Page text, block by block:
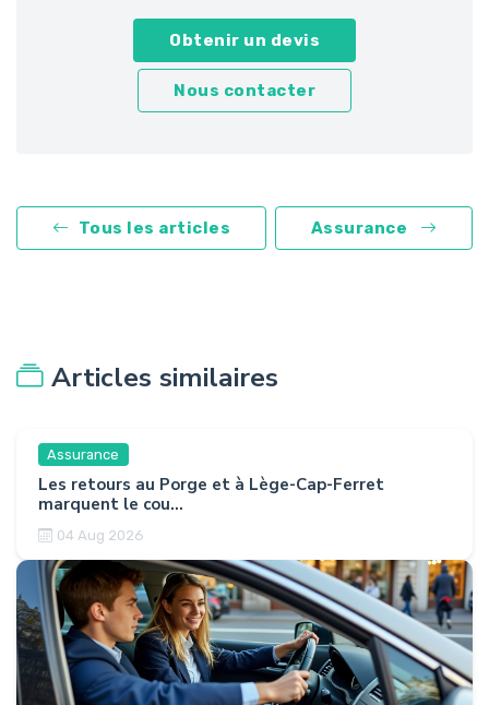
Obtenir un devis
Nous contacter
Tous les articles Assurance
Articles similaires
Assurance
Les retours au Porge et à Lège-Cap-Ferret
marquent le cou...
04 Aug 2026